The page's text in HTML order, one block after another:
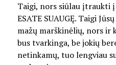
Taigi, nors siūlau įtraukti
ESATE SUAUGĘ. Taigi
mažų marškinėlių, nors ir
bus tvarkinga, be jokių
netinkamų, tuo lengviau